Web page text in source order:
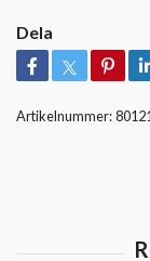
Dela
Artikelnummer: